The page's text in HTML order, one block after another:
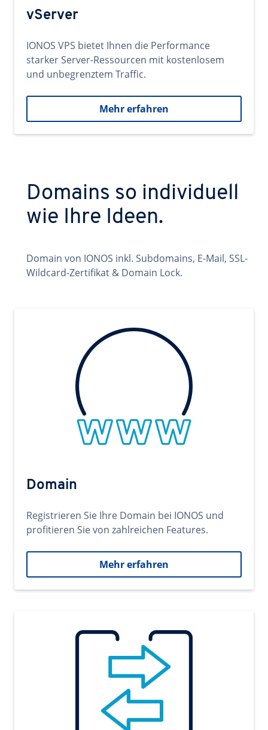
vServer
IONOS VPS bietet Ihnen die Performance
starker Server-Ressourcen mit kostenlosem
und unbegrenztem Traffic.
Mehr erfahren
Domains so individuell
wie Ihre Ideen.
Domain von IONOS inkl. Subdomains, E-Mail, SSL-
Wildcard-Zertifikat & Domain Lock.
Domain
Registrieren Sie Ihre Domain bei IONOS und
profitieren Sie von zahlreichen Features.
Mehr erfahren